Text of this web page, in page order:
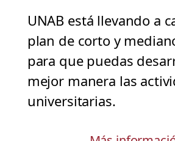
UNAB está llevando a
plan de corto y
para que puedas
mejor manera las
universitarias.